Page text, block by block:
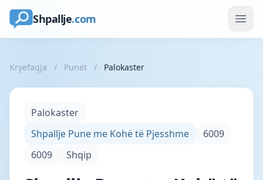
Shpallje.com
Kryefaqja / Punët / Palokaster
Palokaster
Shpallje Pune me Kohë të Pjesshme
6009
6009
Shqip